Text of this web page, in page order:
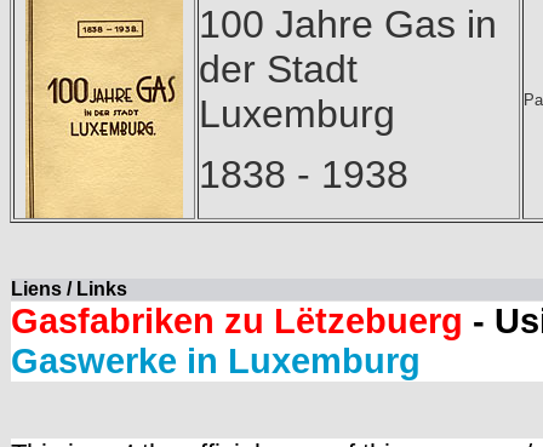
100 Jahre Gas in
der Stadt
Luxemburg
1838 - 1938
Liens / Links
Gasfabriken zu Lëtzebuerg -
Gaswerke in Luxemburg